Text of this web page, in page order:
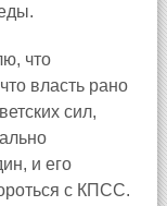
что
власть рано
сил,
и его
с КПСС.